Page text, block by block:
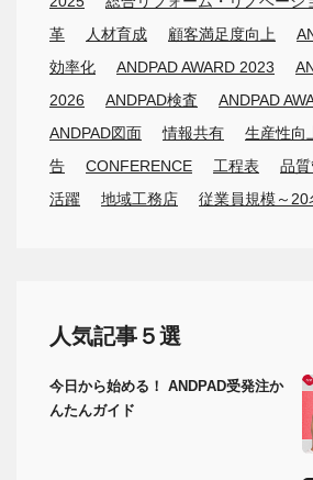
革
人材育成 顧客満足度向上
効率化
ANDPAD AWARD 2023
2026
ANDPAD検査
ANDPAD
ANDPAD図面
情報共有 生産性向
告
CONFERENCE 工程表 品
活躍
地域工務店 従業員規模～20
人気記事５選
今日から始める！ ANDPAD受発注か
んたんガイド